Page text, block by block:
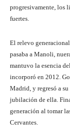
progresivamente, los
fuertes.
El relevo
pasaba a Manoli,
mantuvo la esencia
incorporó en 2012.
Madrid, y regresó a
jubilación de ella.
generación al tomar
Cervantes.